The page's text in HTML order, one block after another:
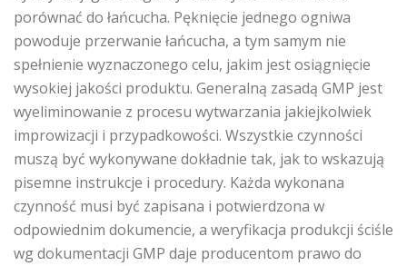
porównać do łańcucha. Pęknięcie jednego ogniwa
powoduje przerwanie łańcucha, a tym samym nie
spełnienie wyznaczonego celu, jakim jest osiągnięcie
wysokiej jakości produktu. Generalną zasadą GMP jest
wyeliminowanie z procesu wytwarzania jakiejkolwiek
improwizacji i przypadkowości. Wszystkie czynności
muszą być wykonywane dokładnie tak, jak to wskazują
pisemne instrukcje i procedury. Każda wykonana
czynność musi być zapisana i potwierdzona w
odpowiednim dokumencie, a weryfikacja produkcji ściśle
wg dokumentacji GMP daje producentom prawo do